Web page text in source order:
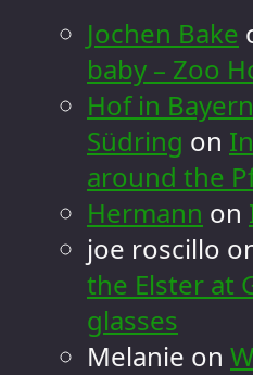
Jochen Bake
baby – Zoo
Hof in
Südring on
around the
Hermann on
joe roscillo
the Elster at
glasses
Melanie on